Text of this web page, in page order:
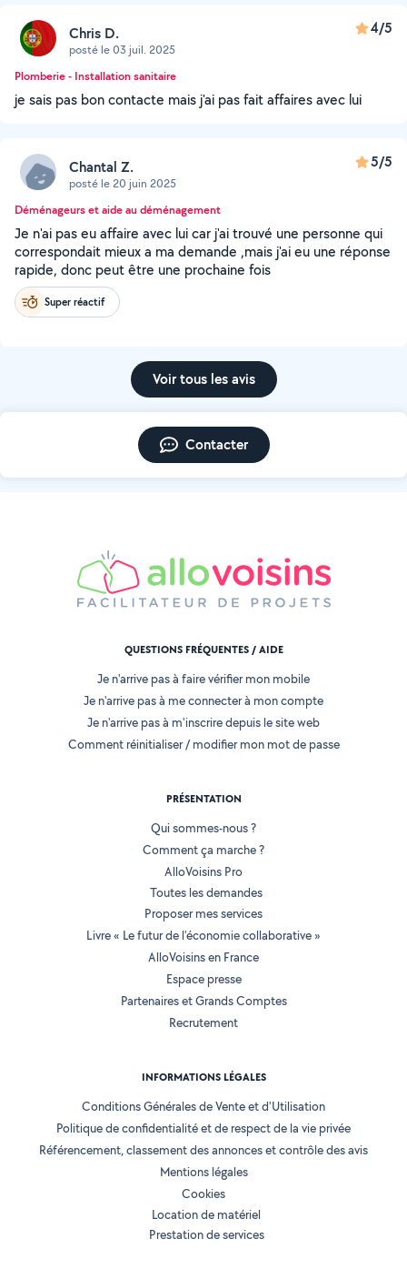
Chris D.
posté le 03 juil. 2025
4/5
Plomberie - Installation sanitaire
je sais pas bon contacte mais j'ai pas fait affaires avec lui
Chantal Z.
posté le 20 juin 2025
5/5
Déménageurs et aide au déménagement
Je n'ai pas eu affaire avec lui car j'ai trouvé une personne qui
correspondait mieux a ma demande ,mais j'ai eu une réponse
rapide, donc peut être une prochaine fois
Super réactif
Voir tous les avis
Contacter
QUESTIONS FRÉQUENTES / AIDE
Je n'arrive pas à faire vérifier mon mobile
Je n'arrive pas à me connecter à mon compte
Je n'arrive pas à m'inscrire depuis le site web
Comment réinitialiser / modifier mon mot de passe
PRÉSENTATION
Qui sommes-nous ?
Comment ça marche ?
AlloVoisins Pro
Toutes les demandes
Proposer mes services
Livre « Le futur de l'économie collaborative »
AlloVoisins en France
Espace presse
Partenaires et Grands Comptes
Recrutement
INFORMATIONS LÉGALES
Conditions Générales de Vente et d'Utilisation
Politique de confidentialité et de respect de la vie privée
Référencement, classement des annonces et contrôle des avis
Mentions légales
Cookies
Location de matériel
Prestation de services